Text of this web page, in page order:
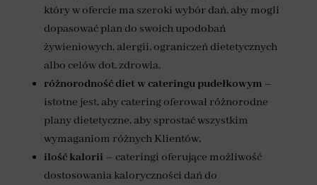
który w ofercie ma szeroki wybór dań, aby mogli
dopasować plan do swoich upodobań
żywieniowych, alergii, ograniczeń dietetycznych
albo celów dot. zdrowia,
różnorodność dietw cateringu pudełkowym–
istotne jest, aby catering oferował różnorodne
plany dietetyczne, aby sprostać wszystkim
wymaganiom różnych Klientów,
ilość kalorii – cateringi oferujące możliwość
dostosowania kaloryczności dań do